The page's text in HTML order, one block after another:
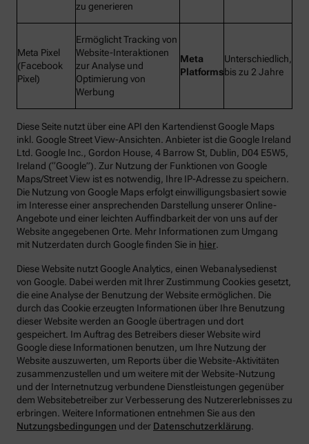
zu generieren
Meta Pixel
(Facebook
Pixel)
Ermöglicht Tracking von
Website-Interaktionen
zur Analyse und
Optimierung von
Werbung
Meta
Platforms
Unterschiedlich,
bis zu 2 Jahre
Diese Seite nutzt über eine API den Kartendienst Google Maps
inkl. Google Street View-Ansichten. Anbieter ist die Google Ireland
Ltd. Google Inc., Gordon House, 4 Barrow St, Dublin, D04 E5W5,
Ireland (“Google”). Zur Nutzung der Funktionen von Google
Maps/Street View ist es notwendig, Ihre IP-Adresse zu speichern.
Die Nutzung von Google Maps erfolgt einwilligungsbasiert sowie
im Interesse einer ansprechenden Darstellung unserer Online-
Angebote und einer leichten Auffindbarkeit der von uns auf der
Website angegebenen Orte. Mehr Informationen zum Umgang
mit Nutzerdaten durch Google finden Sie in hier.
Diese Website nutzt Google Analytics, einen Webanalysedienst
von Google. Dabei werden mit Ihrer Zustimmung Cookies gesetzt,
die eine Analyse der Benutzung der Website ermöglichen. Die
durch das Cookie erzeugten Informationen über Ihre Benutzung
dieser Website werden an Google übertragen und dort
gespeichert. Im Auftrag des Betreibers dieser Website wird
Google diese Informationen benutzen, um Ihre Nutzung der
Website auszuwerten, um Reports über die Website-Aktivitäten
zusammenzustellen und um weitere mit der Website-Nutzung
und der Internetnutzug verbundene Dienstleistungen gegenüber
dem Websitebetreiber zur Verbesserung des Nutzererlebnisses zu
erbringen. Weitere Informationen entnehmen Sie aus den
Nutzungsbedingungen und der Datenschutzerklärung.